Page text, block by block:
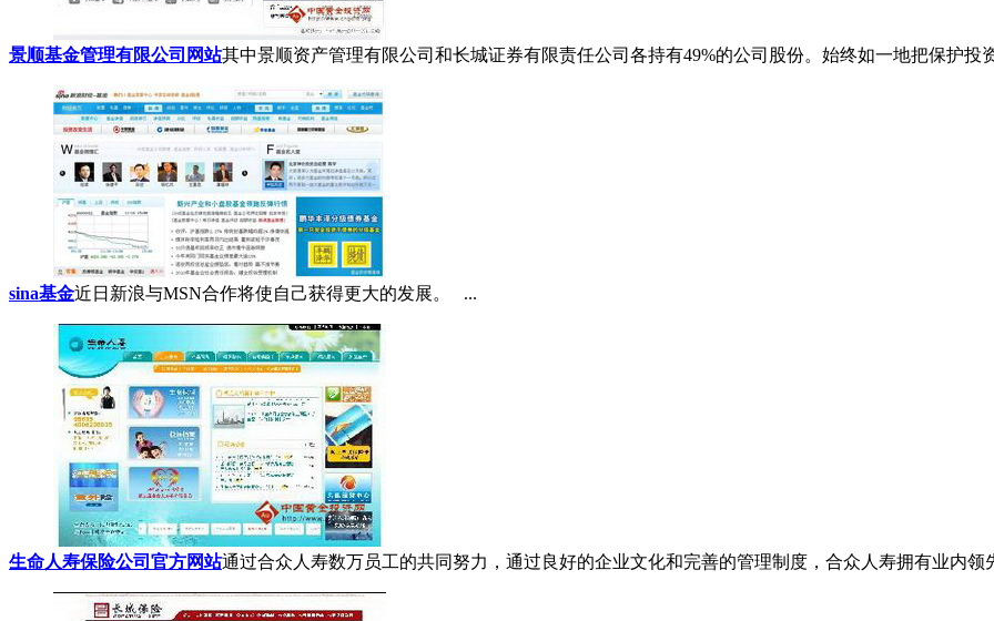
景顺基金管理有限公司网站其中景顺资产管理有限公司和长城证券有限责任公司各持有49%的公司股份。始终如一地把保护投
sina基金近日新浪与MSN合作将使自己获得更大的发展。 ...
生命人寿保险公司官方网站通过合众人寿数万员工的共同努力，通过良好的企业文化和完善的管理制度，合众人寿拥有业内领